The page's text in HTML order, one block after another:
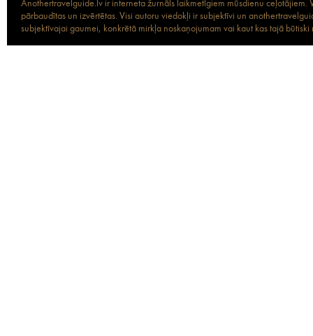
Anothertravelguide.lv ir interneta žurnāls laikmetīgiem mūsdienu
pārbaudītas un izvērtētas. Visi autoru viedokļi ir subjektīvi un
subjektīvajai gaumei, konkrētā mirkļa noskaņojumam vai kaut kas tajā